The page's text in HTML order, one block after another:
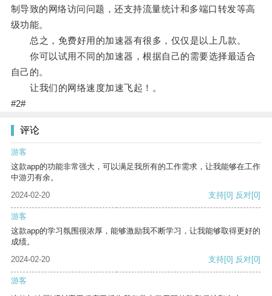
制导致的网络访问问题，还支持流量统计和多端口转发等高
级功能。
总之，免费好用的加速器有很多，仅仅是以上几款。
你可以试用不同的加速器，根据自己的需要选择最适合
自己的。
让我们的网络速度加速飞起！。
#2#
评论
游客
这款app的功能非常强大，可以满足我所有的工作需求，让我能够在工作
中游刃有余。
2024-02-20
支持[0] 反对[0]
游客
这款app的学习氛围很浓厚，能够激励我不断学习，让我能够取得更好的
成绩。
2024-02-20
支持[0] 反对[0]
游客